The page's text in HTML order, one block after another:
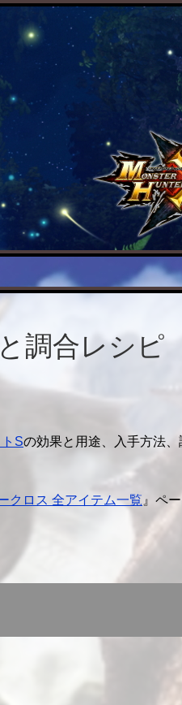
調合レシピ
Sの効果と用途、入手方法、
クロス 全アイテム一覧 』ペ